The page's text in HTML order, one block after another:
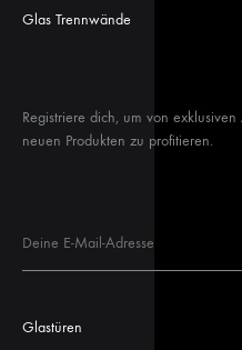
Glas Trennwände
Registriere dich, um von
neuen Produkten zu profitieren.
Glastüren